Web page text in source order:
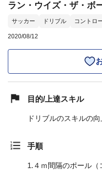
ラン・ウイズ・ザ・ボ
サッカー ドリブル コントロ
2020/08/12
目的/上達スキル
ドリブルのスキルの向
手順
1. ４ｍ間隔のポール